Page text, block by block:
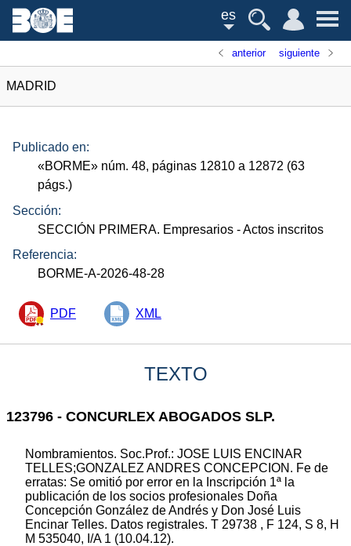
es
anterior siguiente
MADRID
Publicado en:
«BORME» núm. 48, páginas 12810 a 12872 (63
págs.)
Sección:
SECCIÓN PRIMERA. Empresarios - Actos inscritos
Referencia:
BORME-A-2026-48-28
PDF XML
TEXTO
123796 - CONCURLEX ABOGADOS SLP.
Nombramientos. Soc.Prof.: JOSE LUIS ENCINAR
TELLES;GONZALEZ ANDRES CONCEPCION. Fe de
erratas: Se omitió por error en la Inscripción 1ª la
publicación de los socios profesionales Doña
Concepción González de Andrés y Don José Luis
Encinar Telles. Datos registrales. T 29738 , F 124, S 8, H
M 535040, I/A 1 (10.04.12).